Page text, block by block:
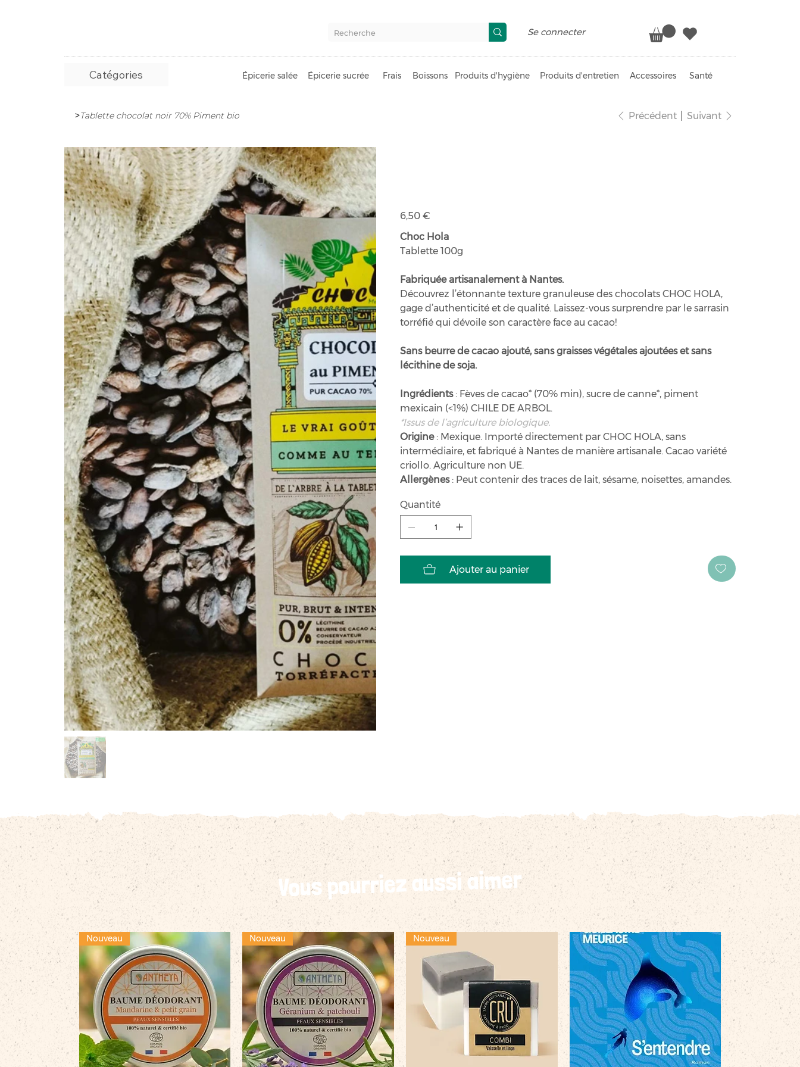
Catégories Épicerie salée Épicerie sucrée Frais Boissons Produits d'hygiène Produits d'entretien Accessoires Santé
Se connecter
>Tablette chocolat noir 70% Piment bio Précédent Suivant
Prix
6,50 €
Choc Hola
Tablette 100g
Fabriquée artisanalement à Nantes.
Découvrez l’étonnante texture granuleuse des chocolats CHOC HOLA,
gage d’authenticité et de qualité. Laissez-vous surprendre par le sarrasin
torréfié qui dévoile son caractère face au cacao!
Sans beurre de cacao ajouté, sans graisses végétales ajoutées et sans
lécithine de soja.
Ingrédients : Fèves de cacao* (70% min), sucre de canne*, piment
mexicain (<1%) CHILE DE ARBOL.
*Issus de l’agriculture biologique.
Origine: Mexique. Importé directement par CHOC HOLA, sans
intermédiaire, et fabriqué à Nantes de manière artisanale. Cacao variété
criollo. Agriculture non UE.
Allergènes: Peut contenir des traces de lait, sésame, noisettes, amandes.
Quantité
Ajouter au panier
Vous pourriez aussi aimer
Nouveau Nouveau Nouveau